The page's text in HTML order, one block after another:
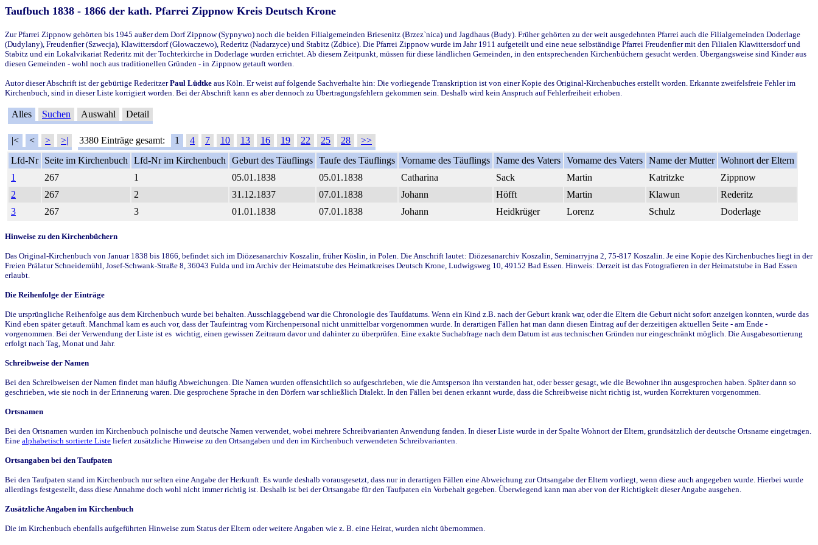
Taufbuch 1838 - 1866 der kath. Pfarrei Zippnow Kreis Deutsch Krone
Zur Pfarrei Zippnow gehörten bis 1945 außer dem Dorf Zippnow (Sypnywo) noch die beiden Filialgemeinden Briesenitz (Brzez`nica) und Jagdhaus (Budy). Früher gehörten zu der weit ausgedehnten Pfarrei auch die Filialgemeinden Doderlage
(Dudylany), Freudenfier (Szwecja), Klawittersdorf (Glowaczewo), Rederitz (Nadarzyce) und Stabitz (Zdbice). Die Pfarrei Zippnow wurde im Jahr 1911 aufgeteilt und eine neue selbständige Pfarrei Freudenfier mit den Filialen Klawittersdorf und
Stabitz und ein Lokalvikariat Rederitz mit der Tochterkirche in Doderlage wurden errichtet. Ab diesem Zeitpunkt, müssen für diese ländlichen Gemeinden, in den entsprechenden Kirchenbüchern gesucht werden. Übergangsweise sind Kinder aus
diesen Gemeinden - wohl noch aus traditionellen Gründen - in Zippnow getauft worden.
Autor dieser Abschrift ist der gebürtige RederitzerPaul Lüdtke aus Köln. Er weist auf folgende Sachverhalte hin: Die vorliegende Transkription ist von einer Kopie des Original-Kirchenbuches erstellt worden. Erkannte zweifelsfreie Fehler im
Kirchenbuch, sind in dieser Liste korrigiert worden. Bei der Abschrift kann es aber dennoch zu Übertragungsfehlern gekommen sein. Deshalb wird kein Anspruch auf Fehlerfreiheit erhoben.
Alles Suchen Auswahl Detail
|< < > >| 3380 Einträge gesamt: 1 4 7 10 13 16 19 22 25 28
>>
Lfd-Nr
Seite im Kirchenbuch Lfd-Nr im Kirchenbuch Geburt des Täuflings Taufe des Täuflings Vorname des Täuflings Name des Vaters Vorname des Vaters Name der Mutter Wohnort der Eltern
1
267 1 05.01.1838 05.01.1838 Catharina Sack Martin Katritzke
Zippnow
2
267 2 31.12.1837 07.01.1838 Johann Höfft Martin Klawun
Rederitz
3
267 3 01.01.1838 07.01.1838 Johann Heidkrüger Lorenz Schulz Doderlage
Hinweise zu den Kirchenbüchern
Das Original-Kirchenbuch von Januar 1838 bis 1866, befindet sich im Diözesanarchiv Koszalin, früher Köslin, in Polen. Die Anschrift lautet: Diözesanarchiv Koszalin, Seminarryjna 2, 75-817 Koszalin. Je eine Kopie des Kirchenbuches liegt in der
Freien Prälatur Schneidemühl, Josef-Schwank-Straße 8, 36043 Fulda und im Archiv der Heimatstube des Heimatkreises Deutsch Krone, Ludwigsweg 10, 49152 Bad Essen. Hinweis: Derzeit ist das Fotografieren in der Heimatstube in Bad Essen
erlaubt.
Die Reihenfolge der Einträge
Die ursprüngliche Reihenfolge aus dem Kirchenbuch wurde bei behalten. Ausschlaggebend war die Chronologie des Taufdatums. Wenn ein Kind z.B. nach der Geburt krank war, oder die Eltern die Geburt nicht sofort anzeigen konnten, wurde das
Kind eben später getauft. Manchmal kam es auch vor, dass der Taufeintrag vom Kirchenpersonal nicht unmittelbar vorgenommen wurde. In derartigen Fällen hat man dann diesen Eintrag auf der derzeitigen aktuellen Seite - am Ende -
vorgenommen. Bei der Verwendung der Liste ist es wichtig, einen gewissen Zeitraum davor und dahinter zu überprüfen. Eine exakte Suchabfrage nach dem Datum ist aus technischen Gründen nur eingeschränkt möglich. Die Ausgabesortierung
erfolgt nach Tag, Monat und Jahr.
Schreibweise der Namen
Bei den Schreibweisen der Namen findet man häufig Abweichungen. Die Namen wurden offensichtlich so aufgeschrieben, wie die Amtsperson ihn verstanden hat, oder besser gesagt, wie die Bewohner ihn ausgesprochen haben. Später dann so
geschrieben, wie sie noch in der Erinnerung waren. Die gesprochene Sprache in den Dörfern war schließlich Dialekt. In den Fällen bei denen erkannt wurde, dass die Schreibweise nicht richtig ist, wurden Korrekturen vorgenommen.
Ortsnamen
Bei den Ortsnamen wurden im Kirchenbuch polnische und deutsche Namen verwendet, wobei mehrere Schreibvarianten Anwendung fanden. In dieser Liste wurde in der Spalte Wohnort der Eltern, grundsätzlich der deutsche Ortsname eingetragen.
Eine alphabetisch sortierte Liste liefert zusätzliche Hinweise zu den Ortsangaben und den im Kirchenbuch verwendeten Schreibvarianten.
Ortsangaben bei den Taufpaten
Bei den Taufpaten stand im Kirchenbuch nur selten eine Angabe der Herkunft. Es wurde deshalb vorausgesetzt, dass nur in derartigen Fällen eine Abweichung zur Ortsangabe der Eltern vorliegt, wenn diese auch angegeben wurde. Hierbei wurde
allerdings festgestellt, dass diese Annahme doch wohl nicht immer richtig ist. Deshalb ist bei der Ortsangabe für den Taufpaten ein Vorbehalt gegeben. Überwiegend kann man aber von der Richtigkeit dieser Angabe ausgehen.
Zusätzliche Angaben im Kirchenbuch
Die im Kirchenbuch ebenfalls aufgeführten Hinweise zum Status der Eltern oder weitere Angaben wie z. B. eine Heirat, wurden nicht übernommen.